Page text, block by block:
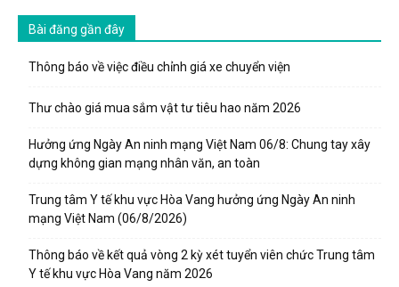
Bài đăng gần đây
Thông báo về việc điều chỉnh giá xe chuyển viện
Thư chào giá mua sắm vật tư tiêu hao năm 2026
Hưởng ứng Ngày An ninh mạng Việt Nam 06/8: Chung tay xây
dựng không gian mạng nhân văn, an toàn
Trung tâm Y tế khu vực Hòa Vang hưởng ứng Ngày An ninh
mạng Việt Nam (06/8/2026)
Thông báo về kết quả vòng 2 kỳ xét tuyển viên chức Trung tâm
Y tế khu vực Hòa Vang năm 2026